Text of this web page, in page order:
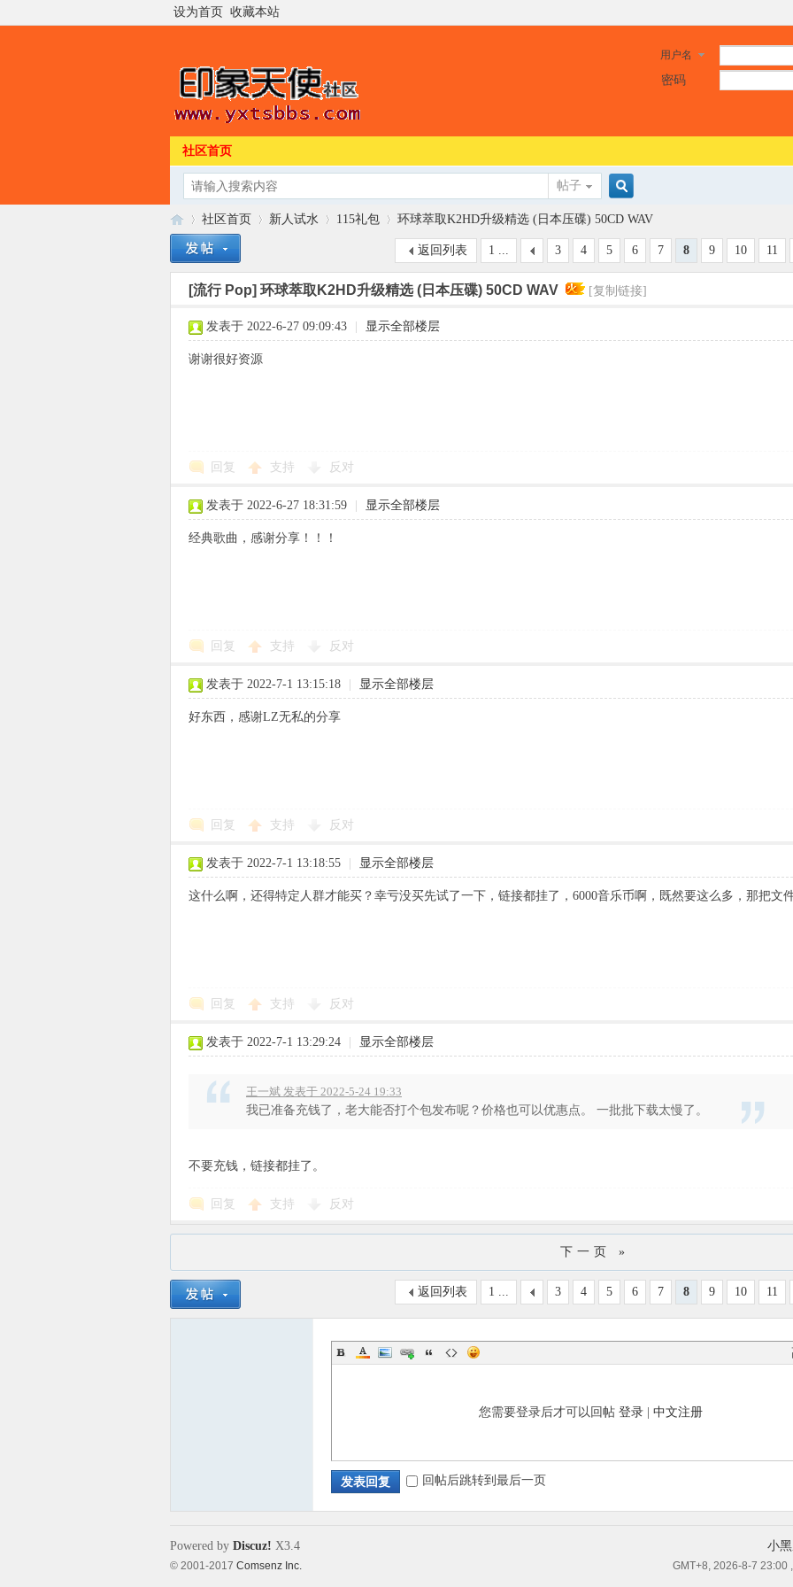
设为首页 收藏本站
用户名
密码
社区首页
帖子
搜
索
»
社区首页
›
新人试水
›
115礼包
›
环球萃取K2HD升级精选 (日本压碟) 50CD WAV
1 ... 3 4 5 6 7 8 9 10 11
返回列表
[流行 Pop] 环球萃取K2HD升级精选 (日本压碟) 50CD WAV [复制链接]
发表于 2022-6-27 09:09:43 显示全部楼层
谢谢很好资源
回复 支持 反对
发表于 2022-6-27 18:31:59 显示全部楼层
经典歌曲，感谢分享！！！
回复 支持 反对
发表于 2022-7-1 13:15:18 显示全部楼层
好东西，感谢LZ无私的分享
回复 支持 反对
发表于 2022-7-1 13:18:55 显示全部楼层
这什么啊，还得特定人群才能买？幸亏没买先试了一下，链接都挂了，6000音乐币啊，既然要这么多，那把文
回复 支持 反对
发表于 2022-7-1 13:29:24 显示全部楼层
王一斌 发表于 2022-5-24 19:33
我已准备充钱了，老大能否打个包发布呢？价格也可以优惠点。 一批批下载太慢了。
不要充钱，链接都挂了。
回复 支持 反对
下一页 »
1 ... 3 4 5 6 7 8 9 10 11
返回列表
您需要登录后才可以回帖 登录 中文注册
发表回复 回帖后跳转到最后一页
小
GMT+8, 2026-8-7 23:00
Powered by Discuz! X3.4
© 2001-2017 Comsenz Inc.